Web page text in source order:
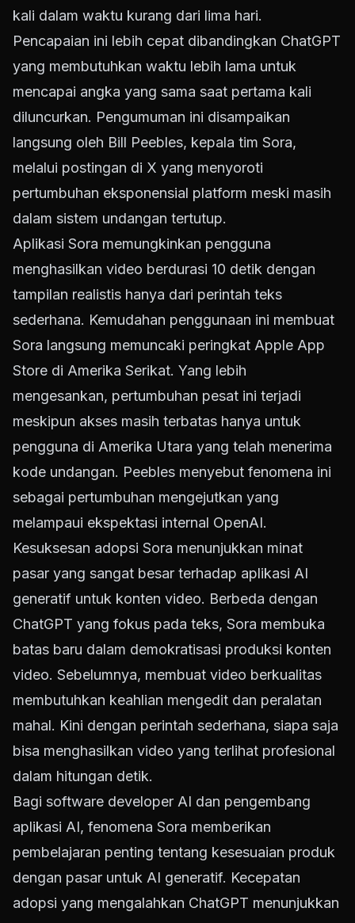
kali dalam waktu kurang dari lima hari.
Pencapaian ini lebih cepat dibandingkan ChatGPT
yang membutuhkan waktu lebih lama untuk
mencapai angka yang sama saat pertama kali
diluncurkan. Pengumuman ini disampaikan
langsung oleh Bill Peebles, kepala tim Sora,
melalui postingan di X yang menyoroti
pertumbuhan eksponensial platform meski masih
dalam sistem undangan tertutup.
Aplikasi Sora memungkinkan pengguna
menghasilkan video berdurasi 10 detik dengan
tampilan realistis hanya dari perintah teks
sederhana. Kemudahan penggunaan ini membuat
Sora langsung memuncaki peringkat Apple App
Store di Amerika Serikat. Yang lebih
mengesankan, pertumbuhan pesat ini terjadi
meskipun akses masih terbatas hanya untuk
pengguna di Amerika Utara yang telah menerima
kode undangan. Peebles menyebut fenomena ini
sebagai pertumbuhan mengejutkan yang
melampaui ekspektasi internal OpenAI.
Kesuksesan adopsi Sora menunjukkan minat
pasar yang sangat besar terhadap aplikasi AI
generatif untuk konten video. Berbeda dengan
ChatGPT yang fokus pada teks, Sora membuka
batas baru dalam demokratisasi produksi konten
video. Sebelumnya, membuat video berkualitas
membutuhkan keahlian mengedit dan peralatan
mahal. Kini dengan perintah sederhana, siapa saja
bisa menghasilkan video yang terlihat profesional
dalam hitungan detik.
Bagi software developer AI dan pengembang
aplikasi AI, fenomena Sora memberikan
pembelajaran penting tentang kesesuaian produk
dengan pasar untuk AI generatif. Kecepatan
adopsi yang mengalahkan ChatGPT menunjukkan